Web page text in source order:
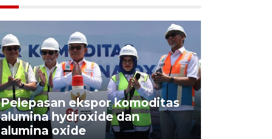
Pelepasan ekspor komoditas
alumina hydroxide dan
alumina oxide